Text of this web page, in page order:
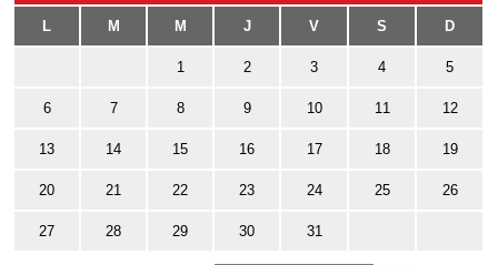
L M M J V S D
1 2 3 4 5
6 7 8 9 10 11 12
13 14 15 16 17 18 19
20 21 22 23 24 25 26
27 28 29 30 31